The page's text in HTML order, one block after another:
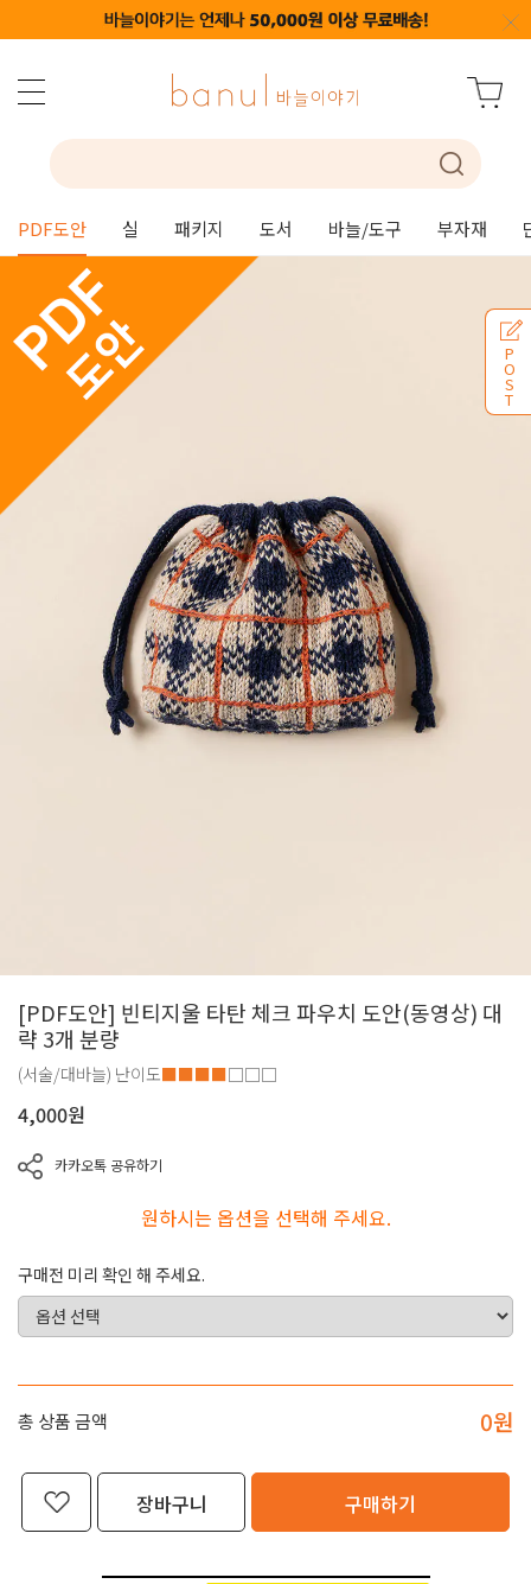
PDF도안 실 패키지 도서 바늘/도구 부자재
P
O
S
T
[PDF도안] 빈티지울 타탄 체크 파우치 도안(동영상) 대
략 3개 분량
(서술/대바늘) 난이도■■■■□□□
4,000원
카카오톡 공유하기
원하시는 옵션을 선택해 주세요.
구매전 미리 확인 해 주세요.
총 상품 금액 0원
장바구니 구매하기